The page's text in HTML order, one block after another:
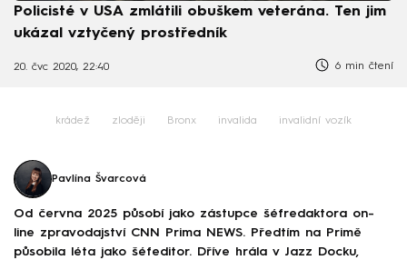
Policisté v USA zmlátili obuškem veterána. Ten jim
ukázal vztyčený prostředník
20. čvc 2020, 22:40 6 min čtení
krádež zloději Bronx invalida invalidní vozík
Pavlína Švarcová
Od června 2025 působí jako zástupce šéfredaktora on-
line zpravodajství CNN Prima NEWS. Předtím na Primě
působila léta jako šéfeditor. Dříve hrála v Jazz Docku,